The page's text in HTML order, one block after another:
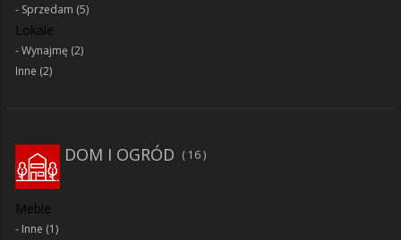
Sprzedam (5)
Lokale
Wynajmę (2)
Inne (2)
DOM I OGRÓD 16
Meble
Inne (1)